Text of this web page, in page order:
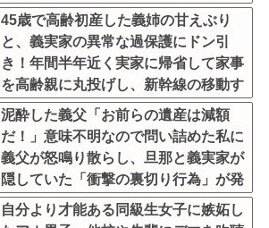
45歳で高齢初産した義姉の甘えぶり
と、義実家の異常な過保護にドン引
き！年間半年近く実家に帰省して家事
を高齢親に丸投げし、新幹線の移動す
ら義兄に送迎させていた・・・
泥酔した義父「お前らの遺産は減額
だ！」意味不明なので問い詰めた私に
義父が怒鳴り散らし、旦那と義実家が
隠していた「衝撃の裏切り行為」が発
覚ｗｗｗ←知らん間に200万払われて
て草
自分より才能ある同級生女子に嫉妬し